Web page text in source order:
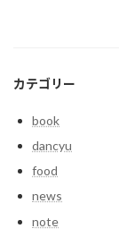
カテゴリー
book
dancyu
food
news
note